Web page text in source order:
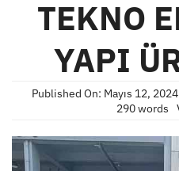
TEKNO
YAPI
Published On: Mayıs 12, 2024
290 words